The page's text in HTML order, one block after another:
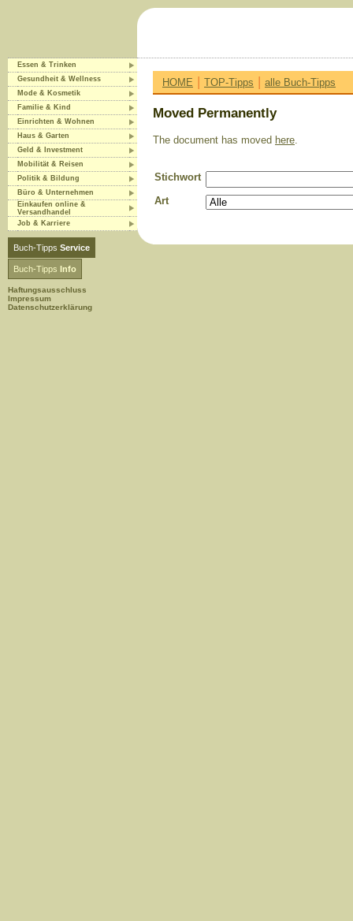
Essen & Trinken
Gesundheit & Wellness
Mode & Kosmetik
Familie & Kind
Einrichten & Wohnen
Haus & Garten
Geld & Investment
Mobilität & Reisen
Politik & Bildung
Büro & Unternehmen
Einkaufen online &
Versandhandel
Job & Karriere
Buch-Tipps Service
Buch-Tipps Info
Haftungsausschluss
Impressum
Datenschutzerklärung
HOME | TOP-Tipps | alle Buch-Tipps
Moved Permanently
The document has moved here.
Stichwort
Art